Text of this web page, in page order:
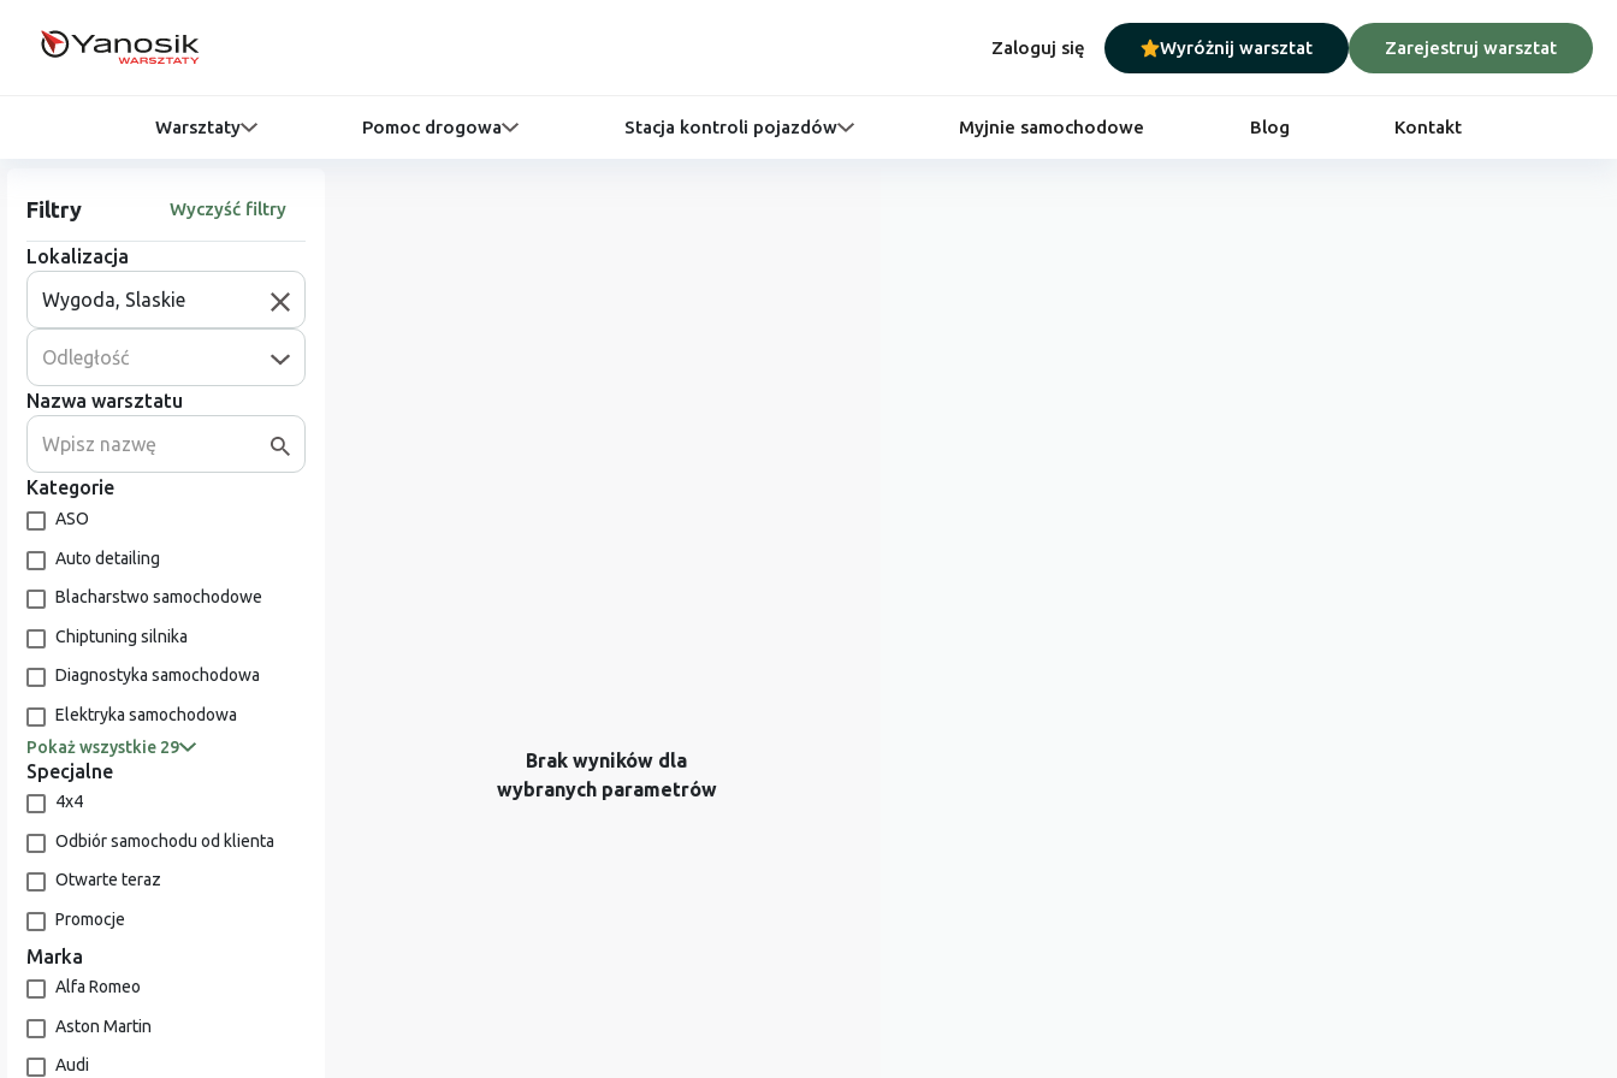
Zaloguj się Wyróżnij warsztat Zarejestruj warsztat
Warsztaty Pomoc drogowa Stacja kontroli pojazdów Myjnie samochodowe Blog Kontakt
Filtry Wyczyść filtry
Lokalizacja
Odległość
Nazwa warsztatu
Kategorie
ASO
Auto detailing
Blacharstwo samochodowe
Chiptuning silnika
Diagnostyka samochodowa
Elektryka samochodowa
Pokaż wszystkie 29
Specjalne
4x4
Odbiór samochodu od klienta
Otwarte teraz
Promocje
Marka
Alfa Romeo
Aston Martin
Audi
Brak wyników dla
wybranych parametrów